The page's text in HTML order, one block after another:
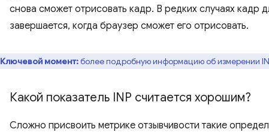
снова сможет отрисовать кадр. В редких случаях кадр
завершается, когда браузер сможет его отрисовать.
Ключевой момент:более подробную информацию об измерении
Какой показатель INP считается хорошим?
Сложно присвоить метрике отзывчивости такие